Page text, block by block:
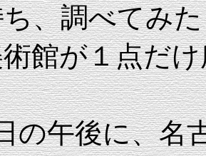
、調べてみ
館が１点だ
午後に、名